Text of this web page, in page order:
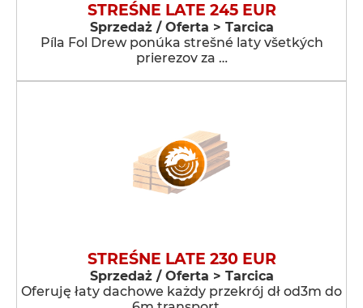
STREŚNE LATE 245 EUR
Sprzedaż / Oferta > Tarcica
Píla Fol Drew ponúka strešné laty všetkých
prierezov za …
STREŚNE LATE 230 EUR
Sprzedaż / Oferta > Tarcica
Oferuję łaty dachowe każdy przekrój dł od3m do